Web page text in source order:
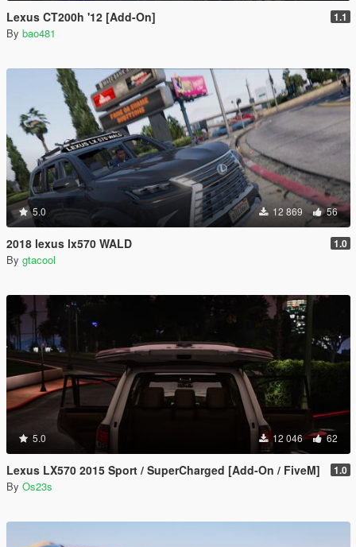
Lexus CT200h '12 [Add-On] 1.1
By bao481
5.0 12 869 56
2018 lexus lx570 WALD 1.0
By gtacool
5.0 12 046 62
Lexus LX570 2015 Sport / SuperCharged [Add-On / FiveM] 1.0
By Os23s